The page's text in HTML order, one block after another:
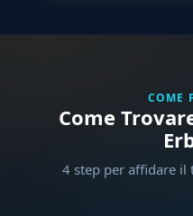
COME
Come
4 step per affidare il